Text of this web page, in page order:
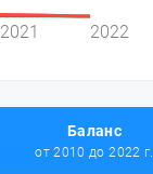
2021 2022
Баланс
от 2010 до 2022 г.